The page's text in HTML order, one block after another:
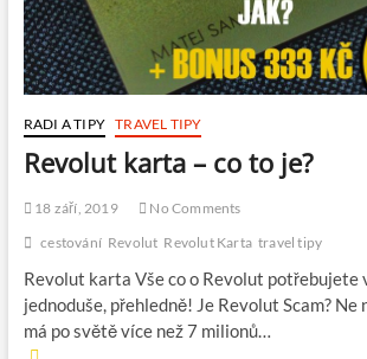
RADI A TIPY TRAVEL TIPY
Revolut karta – co to je?
18 září, 2019
No Comments
cestování Revolut Revolut Karta travel tipy
Revolut karta Vše co o Revolut potřebujete
jednoduše, přehledně! Je Revolut Scam?
má po světě více než 7 milionů…
R